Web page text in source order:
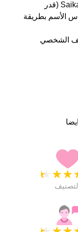
Saika هو اسم فتاة. أصل الأسم هو اليابانية على موقعنا 26 الأشخاص بأسم Saika (قدر
الناس الأسم بطريقة
الشخصي
ايضا
★
★
★